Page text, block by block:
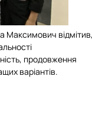
Максимович
продовження
варіантів.